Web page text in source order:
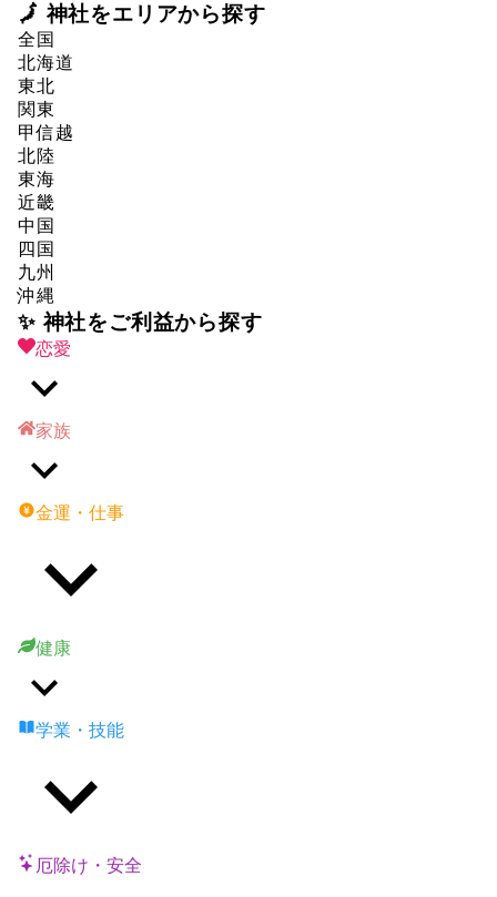
🗾 神社をエリアから探す
全国
北海道
東北
関東
甲信越
北陸
東海
近畿
中国
四国
九州
沖縄
✨ 神社をご利益から探す
恋愛
家族
金運・仕事
健康
学業・技能
厄除け・安全